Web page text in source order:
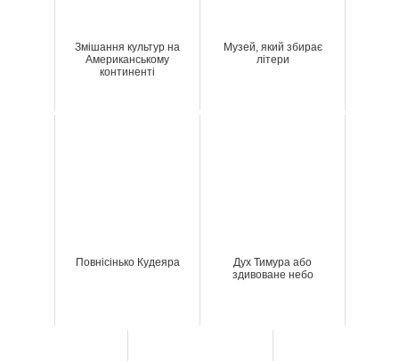
Змішання культур на
Американському
континенті
Музей, який збирає
літери
Повнісінько Кудеяра
Дух Тимура або
здивоване небо